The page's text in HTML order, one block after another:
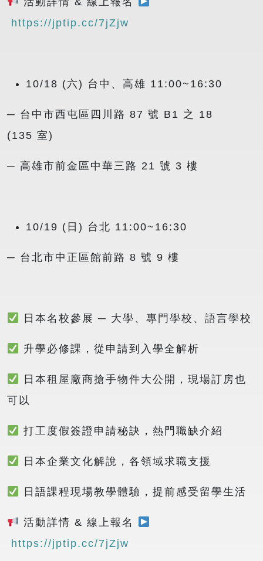
https://jptip.cc/7jZjw
10/18 (六) 台中、高雄 11:00~16:30
─ 台中市西屯區四川路 87 號 B1 之 18
(135 室)
─ 高雄市前金區中華三路 21 號 3 樓
10/19 (日) 台北 11:00~16:30
─ 台北市中正區館前路 8 號 9 樓
日本名校參展 ─ 大學、專門學校、語言學校
升學必修課，從申請到入學全解析
日本租屋廠商搶手物件大公開，現場訂房也
可以
打工度假簽證申請秘訣，熱門職缺介紹
日本企業文化解說，各領域求職支援
日語課程現場教學體驗，提前感受留學生活
活動詳情 & 線上報名
https://jptip.cc/7jZjw